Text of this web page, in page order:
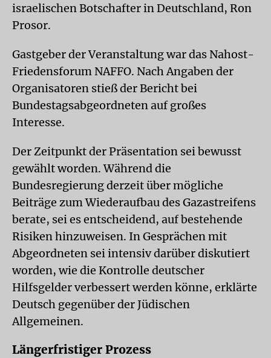
israelischen Botschafter in Deutschland, Ron
Prosor.
Gastgeber der Veranstaltung war das Nahost-
Friedensforum NAFFO. Nach Angaben der
Organisatoren stieß der Bericht bei
Bundestagsabgeordneten auf großes
Interesse.
Der Zeitpunkt der Präsentation sei bewusst
gewählt worden. Während die
Bundesregierung derzeit über mögliche
Beiträge zum Wiederaufbau des Gazastreifens
berate, sei es entscheidend, auf bestehende
Risiken hinzuweisen. In Gesprächen mit
Abgeordneten sei intensiv darüber diskutiert
worden, wie die Kontrolle deutscher
Hilfsgelder verbessert werden könne, erklärte
Deutsch gegenüber der Jüdischen
Allgemeinen.
Längerfristiger Prozess